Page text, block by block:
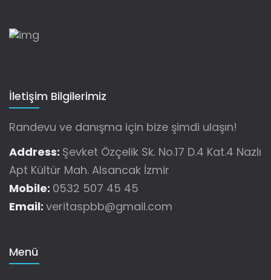
İletişim Bilgilerimiz
Randevu ve danışma için bize şimdi ulaşın!
Address: Şevket Özçelik Sk. No.17 D.4 Kat.4 Nazlı
Apt Kültür Mah. Alsancak İzmir
Mobile: 0532 507 45 45
Email: veritaspbb@gmail.com
Menü